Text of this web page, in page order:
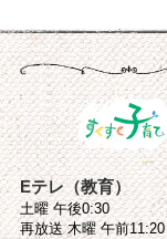
Eテレ（教育）
土曜 午後0:30
再放送 木曜 午前11:20